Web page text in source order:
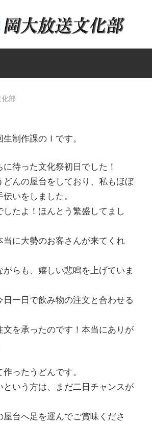
学
放
送
文
部
制作課のＩです。
待った文化祭初日でした！
どんの屋台をしており、私もほぼ
いをしました。
したよ！ほんとう繁盛してまし
当に大勢のお客さんが来てくれ
らも、嬉しい悲鳴を上げていま
日一日で飲み物の注文と合わせる
文を承ったのです！本当にありが
ったうどんです。
という方は、まだ二日チャンスが
台へ足を運んでご賞味くださ